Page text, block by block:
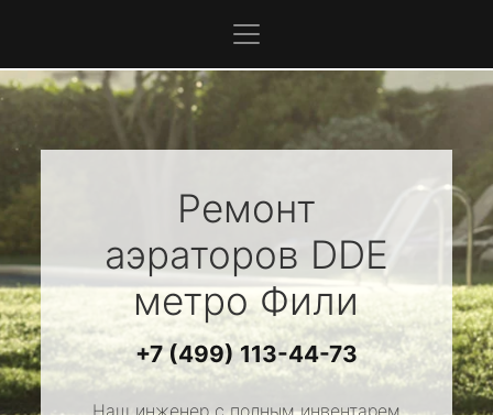
Ремонт
аэраторов DDE
метро Фили
+7 (499) 113-44-73
Наш инженер с полным инвентарем